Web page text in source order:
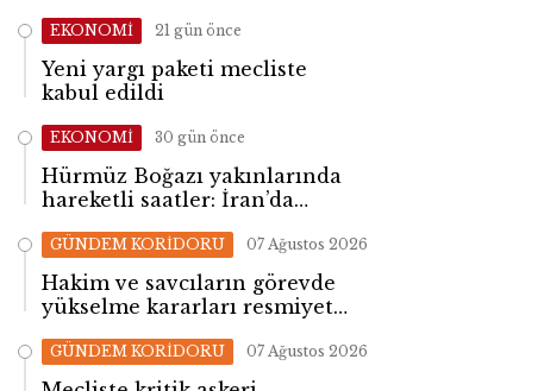
EKONOMİ 21 gün önce
Yeni yargı paketi mecliste
kabul edildi
EKONOMİ 30 gün önce
Hürmüz Boğazı yakınlarında
hareketli saatler: İran’da
GÜNDEM KORİDORU 07 Ağustos 2026
Hakim ve savcıların görevde
yükselme kararları resmiyet
GÜNDEM KORİDORU 07 Ağustos 2026